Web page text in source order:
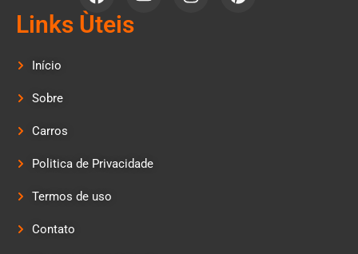
Links Ùteis
Início
Sobre
Carros
Politica de Privacidade
Termos de uso
Contato